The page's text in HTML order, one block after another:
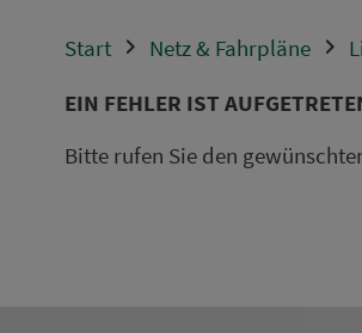
Start Netz & Fahrpläne
EIN FEHLER IST
Bitte rufen Sie den